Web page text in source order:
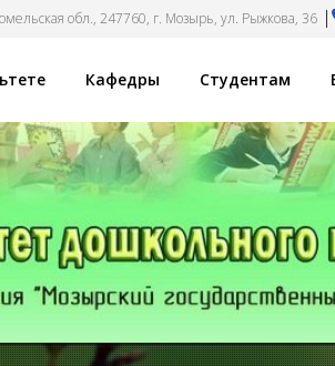
обл., 247760, г. Мозырь, ул. Рыжкова, 36 |
Кафедры Студентам